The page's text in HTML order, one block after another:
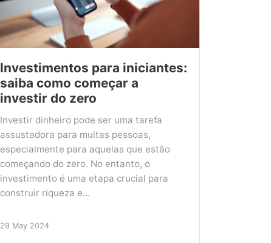
Investimentos para iniciantes:
saiba como começar a
investir do zero
Investir dinheiro pode ser uma tarefa
assustadora para muitas pessoas,
especialmente para aquelas que estão
começando do zero. No entanto, o
investimento é uma etapa crucial para
construir riqueza e...
29 May 2024